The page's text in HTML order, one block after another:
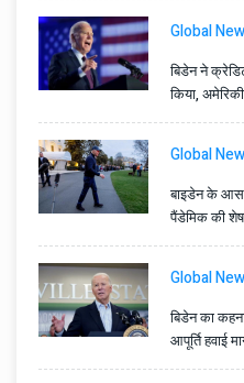
Global
बिडेन ने
किया,
Global
बाइडेन के आस-
पैंडेमिक की
Global
बिडेन का
आपूर्ति हवाई